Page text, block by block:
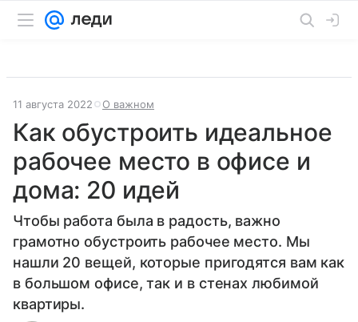
11 августа 2022 О важном
Как обустроить идеальное
рабочее место в офисе и
дома: 20 идей
Чтобы работа была в радость, важно
грамотно обустроить рабочее место. Мы
нашли 20 вещей, которые пригодятся вам как
в большом офисе, так и в стенах любимой
квартиры.